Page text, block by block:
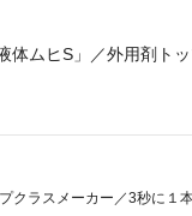
体ムヒS」／外用剤ト
クラスメーカー／3秒に